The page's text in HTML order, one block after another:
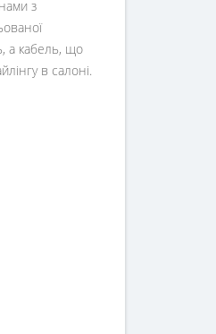
з
а кабель, що
в салоні.